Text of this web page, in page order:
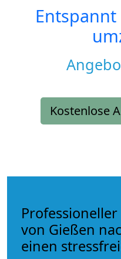
Kostenlose
von Gießen
einen